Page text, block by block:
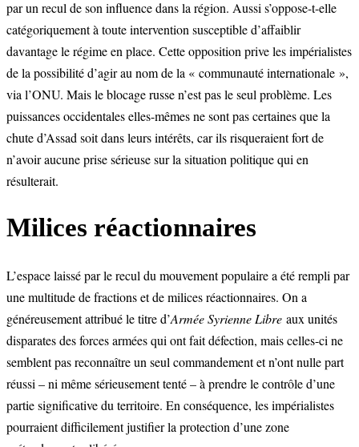
par un recul de son influence dans la région. Aussi s’oppose-t-elle
catégoriquement à toute intervention susceptible d’affaiblir
davantage le régime en place. Cette opposition prive les impérialistes
de la possibilité d’agir au nom de la « communauté internationale »,
via l’ONU. Mais le blocage russe n’est pas le seul problème. Les
puissances occidentales elles-mêmes ne sont pas certaines que la
chute d’Assad soit dans leurs intérêts, car ils risqueraient fort de
n’avoir aucune prise sérieuse sur la situation politique qui en
résulterait.
Milices réactionnaires
L’espace laissé par le recul du mouvement populaire a été rempli par
une multitude de fractions et de milices réactionnaires. On a
généreusement attribué le titre d’Armée Syrienne Libre aux unités
disparates des forces armées qui ont fait défection, mais celles-ci ne
semblent pas reconnaître un seul commandement et n’ont nulle part
réussi – ni même sérieusement tenté – à prendre le contrôle d’une
partie significative du territoire. En conséquence, les impérialistes
pourraient difficilement justifier la protection d’une zone